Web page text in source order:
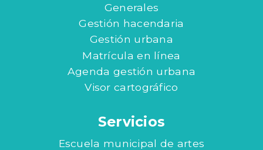
Generales
Gestión hacendaria
Gestión urbana
Matrícula en línea
Agenda gestión urbana
Visor cartográfico
Servicios
Escuela municipal de artes